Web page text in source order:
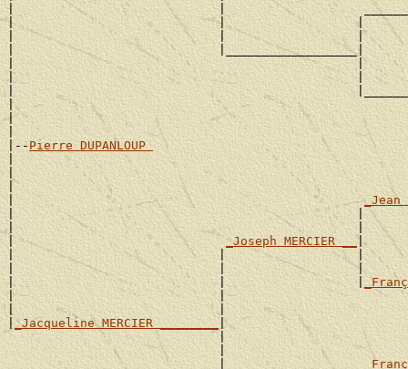
|                            |
|                            |                  |
|                            |                  |
|                            |__________________|
|                                               |
|                                               |
|
|
|
|-- Pierre DUPANLOUP
|
| _Jean
|                                               |
|                                               |
| _Joseph MERCIER __ |
|                            |                  |
|                            |
|                            |                  |
|                            |
|                            |
| _Jacqueline MERCIER ________|
|
                             |